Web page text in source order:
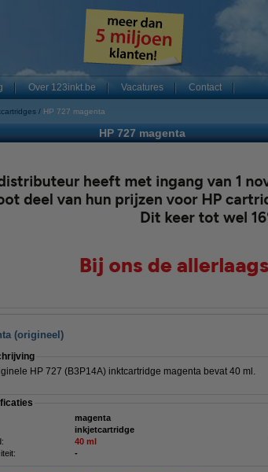
Over 123inkt.be Vacatures Contact
HP 727 magenta
HP 727 magenta
(origineel)
HP 727 (B3P14A) inktcartridge magenta bevat 40 ml.
magenta
inkjetcartridge
40 ml
-